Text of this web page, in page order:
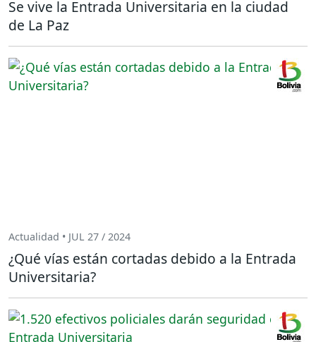
Se vive la Entrada Universitaria en la ciudad
de La Paz
Actualidad • JUL 27 / 2024
¿Qué vías están cortadas debido a la Entrada
Universitaria?